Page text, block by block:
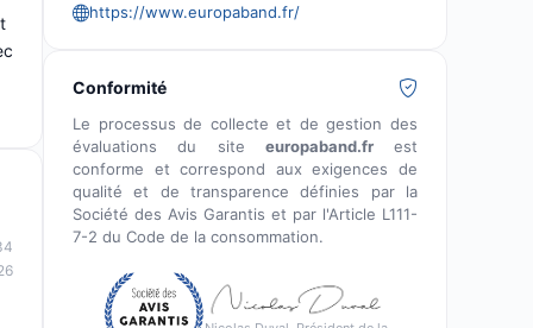
https://www.europaband.fr/
Conformité
Le processus de collecte et de gestion des
évaluations du site europaband.frest
conforme et correspond aux exigences de
qualité et de transparence définies par la
Société des Avis Garantis et par l'Article L111-
7-2 du Code de la consommation.